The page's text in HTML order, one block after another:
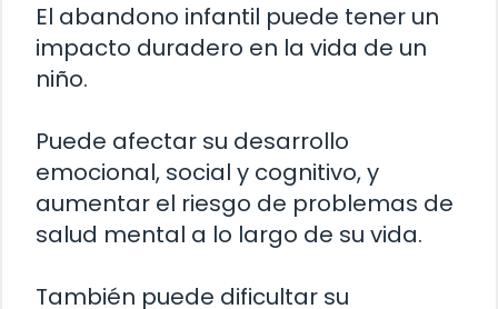
El abandono infantil puede tener un
impacto duradero en la vida de un
niño.
Puede afectar su desarrollo
emocional, social y cognitivo, y
aumentar el riesgo de problemas de
salud mental a lo largo de su vida.
También puede dificultar su